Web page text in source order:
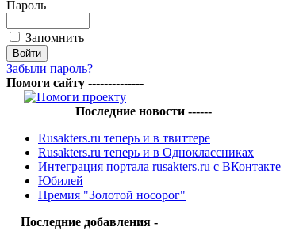
Пароль
Запомнить
Забыли пароль?
Помоги сайту --------------
Последние новости ------
Rusakters.ru теперь и в твиттере
Rusakters.ru теперь и в Одноклассниках
Интеграция портала rusakters.ru с ВКонтакте
Юбилей
Премия "Золотой носорог"
Последние добавления -